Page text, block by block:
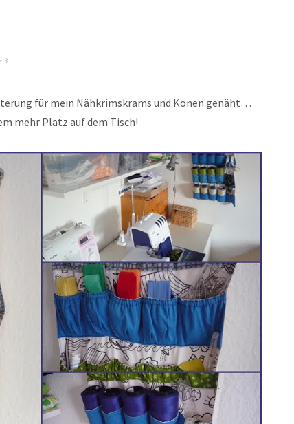
3
für mein Nähkrimskrams und Konen genäht…
mehr Platz auf dem Tisch!